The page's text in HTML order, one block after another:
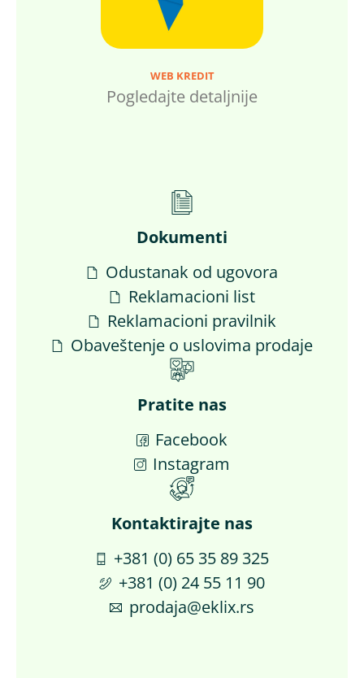
WEB KREDIT
Pogledajte detaljnije
Dokumenti
Odustanak od ugovora
Reklamacioni list
Reklamacioni pravilnik
Obaveštenje o uslovima prodaje
Pratite nas
Facebook
Instagram
Kontaktirajte nas​
+381 (0) 65 35 89 325
+381 (0) 24 55 11 90
prodaja@eklix.rs